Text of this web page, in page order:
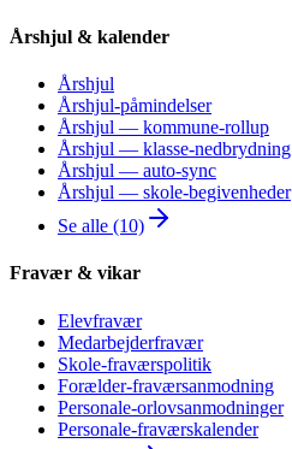
Årshjul & kalender
Årshjul
Årshjul-påmindelser
Årshjul — kommune-rollup
Årshjul — klasse-nedbrydning
Årshjul — auto-sync
Årshjul — skole-begivenheder
Se alle (10)
Fravær & vikar
Elevfravær
Medarbejderfravær
Skole-fraværspolitik
Forælder-fraværsanmodning
Personale-orlovsanmodninger
Personale-fraværskalender